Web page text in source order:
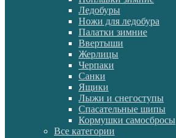
Ледобуры
Ножи для ледобура
Палатки зимние
Ввертыши
Жерлицы
Черпаки
Санки
Ящики
Лыжи и снегоступы
Спасательные шипы
Кормушки самосбросы
Все категории